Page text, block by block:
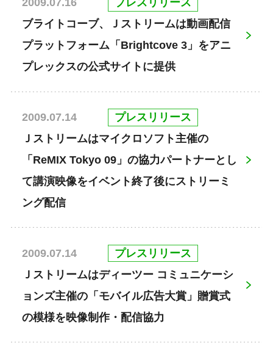
ブライトコーブ、Ｊストリームは動画配信
プラットフォーム「Brightcove 3」をアニ
プレックスの公式サイトに提供
2009.07.14
プレスリリース
Ｊストリームはマイクロソフト主催の
「ReMIX Tokyo 09」の協力パートナーとし
て講演映像をイベント終了後にストリーミ
ング配信
2009.07.14
プレスリリース
Ｊストリームはディーツー コミュニケーシ
ョンズ主催の「モバイル広告大賞」贈賞式
の模様を映像制作・配信協力